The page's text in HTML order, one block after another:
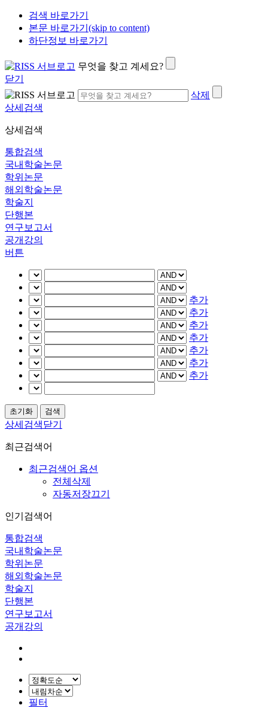
검색 바로가기
본문 바로가기(skip to content)
하단정보 바로가기
무엇을 찾고 계세요?
닫기
삭제
상세검색
상세검색
통합검색
국내학술논문
학위논문
해외학술논문
학술지
단행본
연구보고서
공개강의
버튼
추가
추가
추가
추가
추가
추가
추가
상세검색닫기
최근검색어
최근검색어 옵션
전체삭제
자동저장끄기
인기검색어
통합검색
국내학술논문
학위논문
해외학술논문
학술지
단행본
연구보고서
공개강의
필터